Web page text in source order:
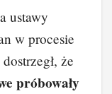
ustawy
w procesie
że
próbowały